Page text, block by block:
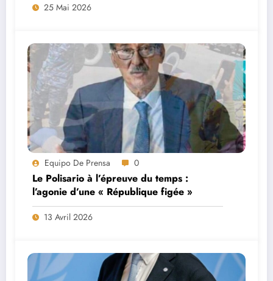
25 Mai 2026
Equipo De Prensa 0
Le Polisario à l’épreuve du temps :
l’agonie d’une « République figée »
13 Avril 2026